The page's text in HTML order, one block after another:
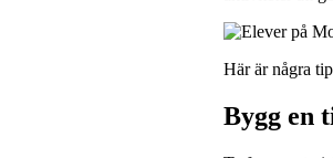
Här är några
Bygg en